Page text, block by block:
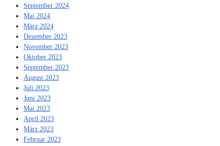
September 2024
Mai 2024
März 2024
Dezember 2023
November 2023
Oktober 2023
September 2023
August 2023
Juli 2023
Juni 2023
Mai 2023
April 2023
März 2023
Februar 2023